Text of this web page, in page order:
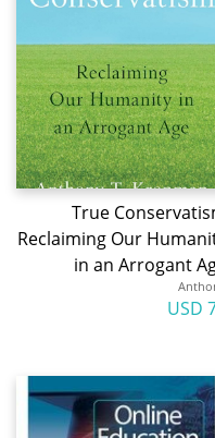
True
Reclaiming Our
in an Arrogant